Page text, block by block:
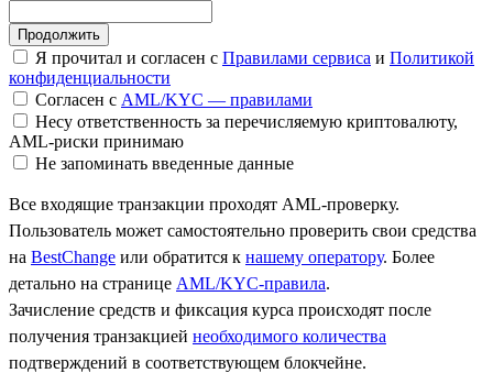
Я прочитал и согласен с Правилами сервиса и Политикой
конфиденциальности
Согласен с AML/KYC — правилами
Несу ответственность за перечисляемую криптовалюту,
AML-риски принимаю
Не запоминать введенные данные
Все входящие транзакции проходят AML-проверку.
Пользователь может самостоятельно проверить свои средства
на BestChange или обратится к нашему оператору. Более
детально на странице AML/KYC-правила.
Зачисление средств и фиксация курса происходят после
получения транзакцией необходимого количества
подтверждений в соответствующем блокчейне.